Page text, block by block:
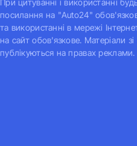
При цитуванні і використанні
посилання на "Auto24"
та використанні в мережі
на сайт обов'язкове. Матеріали
публікуються на правах реклами.